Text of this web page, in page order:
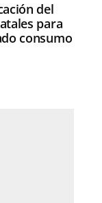
del
para
consumo